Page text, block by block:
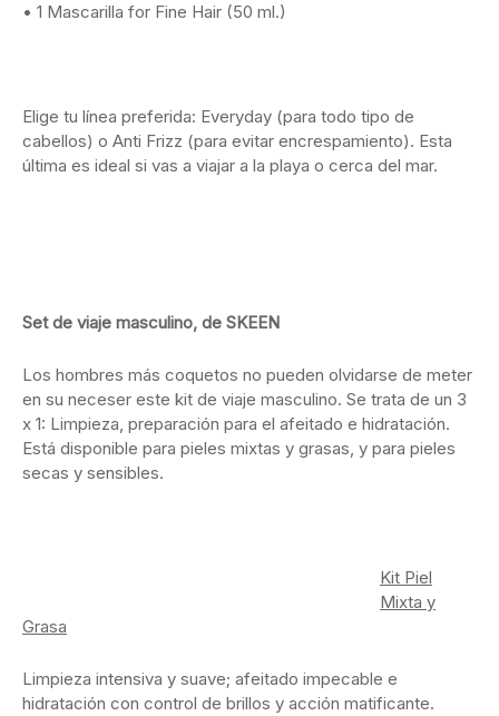
• 1 Mascarilla for Fine Hair (50 ml.)
Elige tu línea preferida: Everyday (para todo tipo de
cabellos) o Anti Frizz (para evitar encrespamiento). Esta
última es ideal si vas a viajar a la playa o cerca del mar.
Set de viaje masculino, de SKEEN
Los hombres más coquetos no pueden olvidarse de meter
en su neceser este kit de viaje masculino. Se trata de un 3
x 1: Limpieza, preparación para el afeitado e hidratación.
Está disponible para pieles mixtas y grasas, y para pieles
secas y sensibles.
Kit Piel
Mixta y
Grasa
Limpieza intensiva y suave; afeitado impecable e
hidratación con control de brillos y acción matificante.